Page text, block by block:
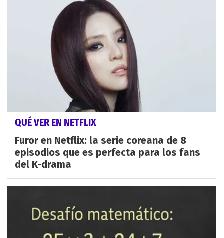
QUÉ VER EN NETFLIX
Furor en Netflix: la serie coreana de 8
episodios que es perfecta para los fans
del K-drama